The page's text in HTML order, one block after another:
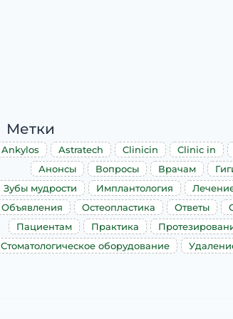
Метки
Ankylos Astratech Clinicin Clinic in
Анонсы
Вопросы Врачам
Зубы мудрости
Имплантология
Объявления
Остеопластика Ответы
Пациентам
Практика
Стоматологическое оборудование